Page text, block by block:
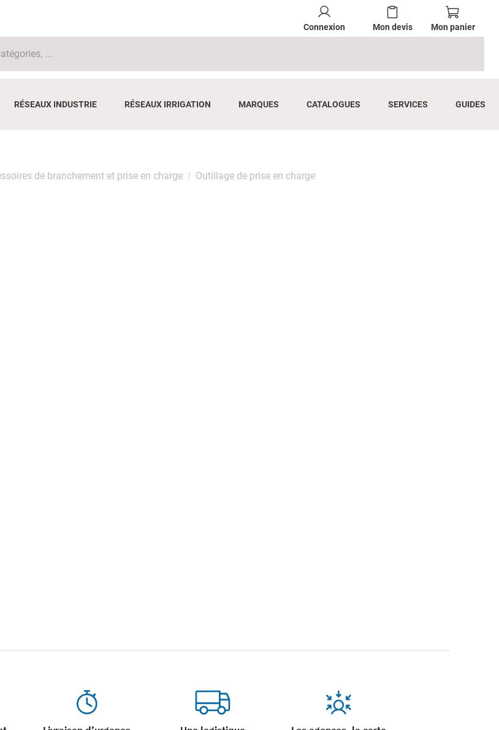
Connexion Mon devis Mon panier
RÉSEAUX INDUSTRIE RÉSEAUX IRRIGATION MARQUES CATALOGUES SERVICES GUIDES
de branchement et prise en charge Outillage de prise en charge